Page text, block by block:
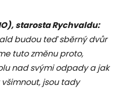
starosta Rychvaldu:
budou teď sběrný dvůr
tuto změnu proto,
nad svými odpady a jak
jsou tady